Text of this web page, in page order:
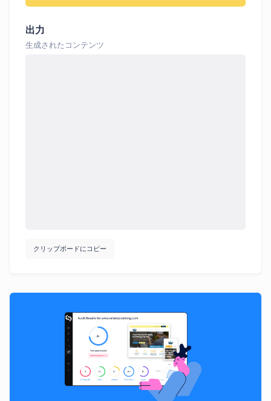
出力
生成されたコンテンツ
クリップボードにコピー